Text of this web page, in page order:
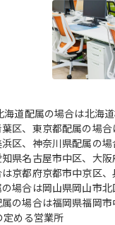
海道配属の場合は北海
区、東京都配属の場
区、神奈川県配属の
県名古屋市中区、大
京都府京都市中京区、
場合は岡山県岡山市
の場合は福岡県福岡
定める営業所